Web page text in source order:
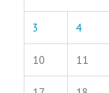
3 4
10 11